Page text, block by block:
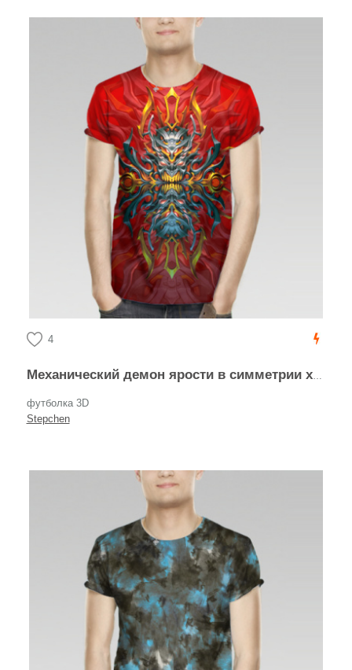
4
Механический демон ярости в симметрии хаоса
футболка 3D
Stepchen